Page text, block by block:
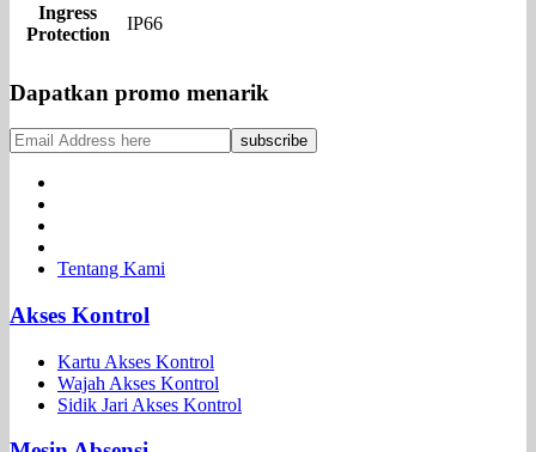
Ingress
Protection
IP66
Dapatkan promo menarik
Tentang Kami
Akses Kontrol
Kartu Akses Kontrol
Wajah Akses Kontrol
Sidik Jari Akses Kontrol